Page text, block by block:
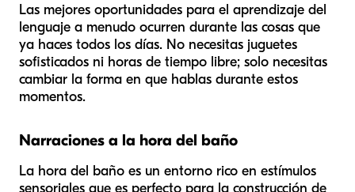
Las mejores oportunidades para el aprendizaje del
lenguaje a menudo ocurren durante las cosas que
ya haces todos los días. No necesitas juguetes
sofisticados ni horas de tiempo libre; solo necesitas
cambiar la forma en que hablas durante estos
momentos.
Narraciones a la hora del baño
La hora del baño es un entorno rico en estímulos
sensoriales que es perfecto para la construcción de